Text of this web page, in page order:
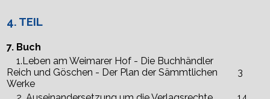
4. TEIL
7. Buch
1.Leben am Weimarer Hof - Die Buchhändler
Reich und Göschen - Der Plan der Sämmtlichen
Werke
3